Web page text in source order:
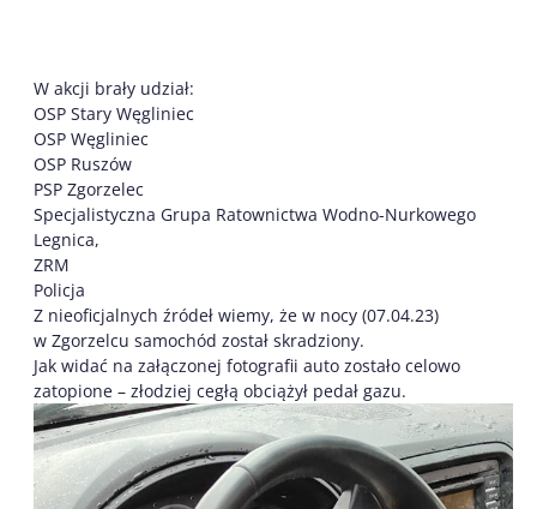
W akcji brały udział:
OSP Stary Węgliniec
OSP Węgliniec
OSP Ruszów
PSP Zgorzelec
Specjalistyczna Grupa Ratownictwa Wodno-Nurkowego
Legnica,
ZRM
Policja
Z nieoficjalnych źródeł wiemy, że w nocy (07.04.23)
w Zgorzelcu samochód został skradziony.
Jak widać na załączonej fotografii auto zostało celowo
zatopione – złodziej cegłą obciążył pedał gazu.